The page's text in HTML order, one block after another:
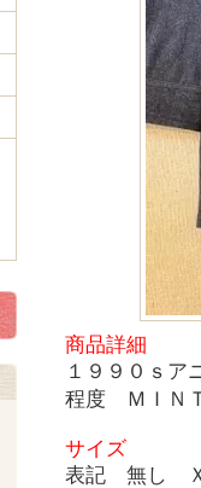
商品詳細
１９９０ｓ
程度 ＭＩＮ
サイズ
表記 無し